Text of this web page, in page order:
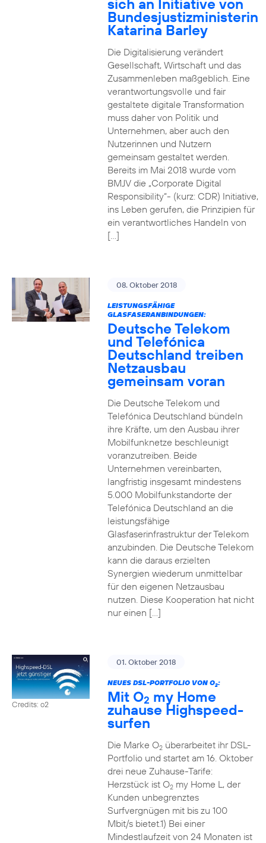
sich an Initiative von
Bundesjustizministerin
Katarina Barley
Die Digitalisierung verändert
Gesellschaft, Wirtschaft und das
Zusammenleben maßgeblich. Eine
verantwortungsvolle und fair
gestaltete digitale Transformation
muss daher von Politik und
Unternehmen, aber auch den
Nutzerinnen und Nutzern
gemeinsam gestaltet werden.
Bereits im Mai 2018 wurde vom
BMJV die „Corporate Digital
Responsibility“- (kurz: CDR) Initiative,
ins Leben gerufen, die Prinzipien für
ein verantwortliches Handeln von
[…]
08. Oktober 2018
LEISTUNGSFÄHIGE
GLASFASERANBINDUNGEN:
Deutsche Telekom
und Telefónica
Deutschland treiben
Netzausbau
gemeinsam voran
Die Deutsche Telekom und
Telefónica Deutschland bündeln
ihre Kräfte, um den Ausbau ihrer
Mobilfunknetze beschleunigt
voranzutreiben. Beide
Unternehmen vereinbarten,
langfristig insgesamt mindestens
5.000 Mobilfunkstandorte der
Telefónica Deutschland an die
leistungsfähige
Glasfaserinfrastruktur der Telekom
anzubinden. Die Deutsche Telekom
kann die daraus erzielten
Synergien wiederum unmittelbar
für den eigenen Netzausbau
nutzen. Diese Kooperation hat nicht
nur einen […]
Credits: o2
01. Oktober 2018
NEUES DSL-PORTFOLIO VON O2:
Mit O2 my Home
zuhause Highspeed-
surfen
Die Marke O2überarbeitet ihr DSL-
Portfolio und startet am 16. Oktober
drei neue Zuhause-Tarife:
Herzstück ist O2my Home L, der
Kunden unbegrenztes
Surfvergnügen mit bis zu 100
Mbit/s bietet.1) Bei einer
Mindestlaufzeit von 24 Monaten ist